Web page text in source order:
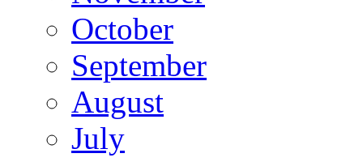
October
September
August
July